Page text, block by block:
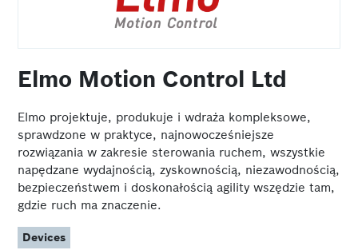
Elmo Motion Control Ltd
Elmo projektuje, produkuje i wdraża kompleksowe,
sprawdzone w praktyce, najnowocześniejsze
rozwiązania w zakresie sterowania ruchem, wszystkie
napędzane wydajnością, zyskownością, niezawodnością,
bezpieczeństwem i doskonałością agility wszędzie tam,
gdzie ruch ma znaczenie.
Devices